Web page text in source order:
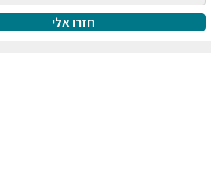
חזרו אלי